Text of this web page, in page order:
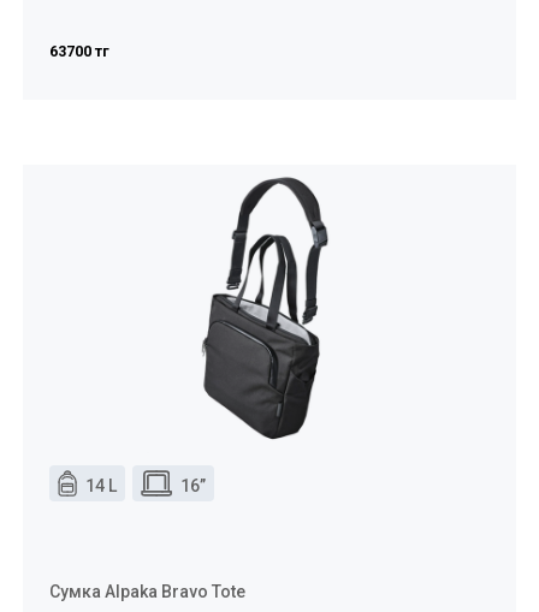
63700 тг
14 L 16”
Сумка Alpaka Bravo Tote